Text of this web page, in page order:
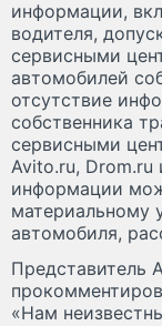
информации,
водителя,
сервисными
автомобилей
отсутствие
собственника
сервисными
Avito.ru, Drom.ru
информации
материальному
автомобиля,
Представитель
«Нам